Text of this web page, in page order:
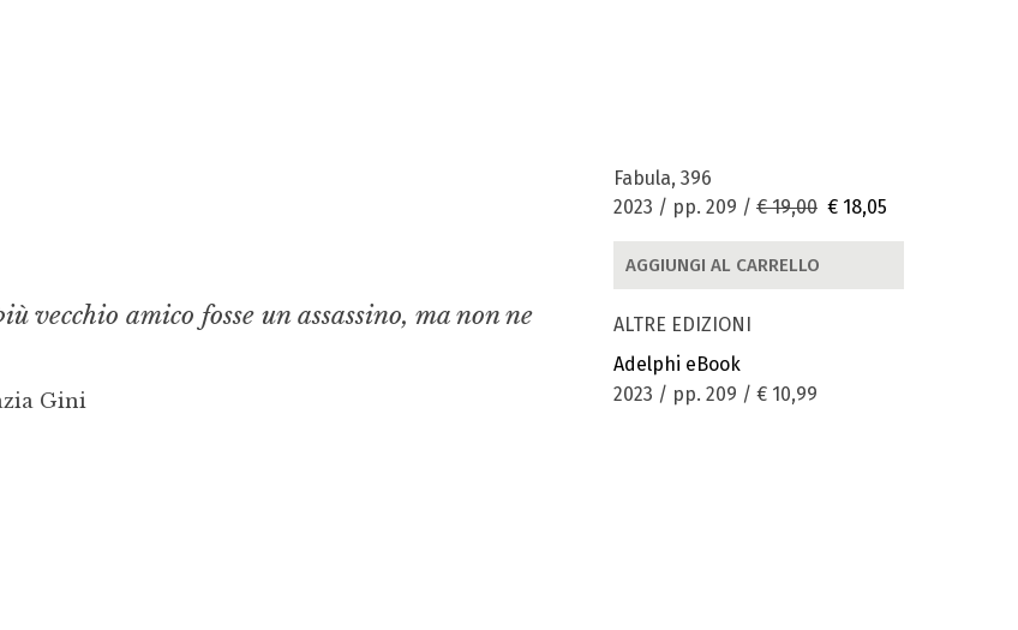
vecchio amico fosse un assassino, ma non ne
Gini
Fabula, 396
2023 / pp. 209 / € 19,00 € 18,05
AGGIUNGI AL CARRELLO
ALTRE EDIZIONI
Adelphi eBook
2023 / pp. 209 / € 10,99